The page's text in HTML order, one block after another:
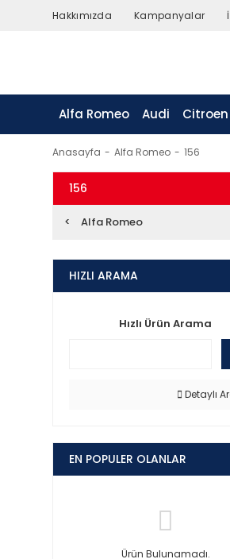
Hakkımızda Kampanyalar
Alfa Romeo Audi Citroen
Anasayfa Alfa Romeo 156
156
Alfa Romeo
HIZLI ARAMA
Hızlı Ürün Arama
Detaylı
EN POPULER OLANLAR
Ürün Bulunamadı.